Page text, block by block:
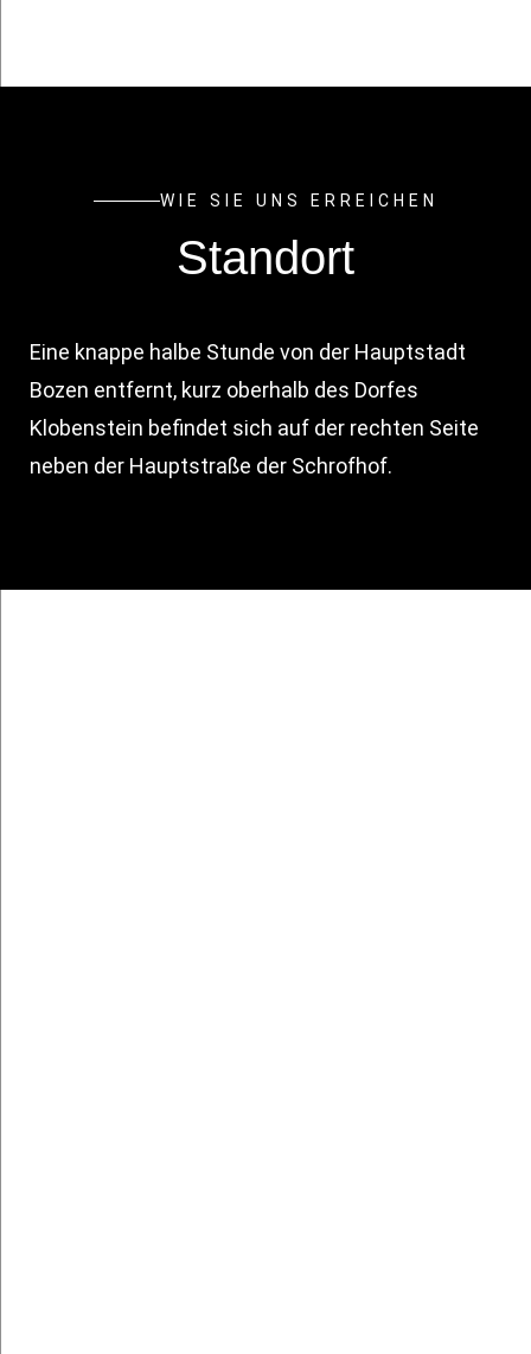
WIE SIE UNS ERREICHEN
Standort
Eine knappe halbe Stunde von der Hauptstadt
Bozen entfernt, kurz oberhalb des Dorfes
Klobenstein befindet sich auf der rechten Seite
neben der Hauptstraße der Schrofhof.